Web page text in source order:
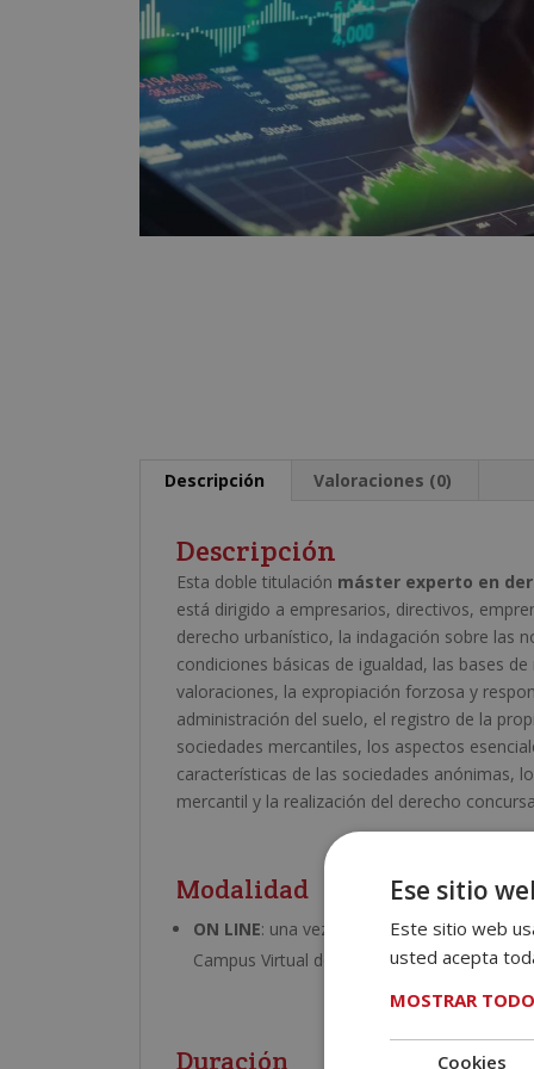
Descripción Valoraciones (0)
Descripción
Esta doble titulación máster experto en
está dirigido a empresarios, directivos,
derecho urbanístico, la indagación sobre las
condiciones básicas de igualdad, las bases
valoraciones, la expropiación forzosa y
administración del suelo, el registro de la
sociedades mercantiles, los aspectos
características de las sociedades anónimas,
mercantil y la realización del derecho
Modalidad
ON LINE: una vez recibida tu matrícula,
Campus Virtual donde encontrarás todo el
Duración
Ese sitio
Este sitio web
usted acepta
MOSTRAR
Cookies